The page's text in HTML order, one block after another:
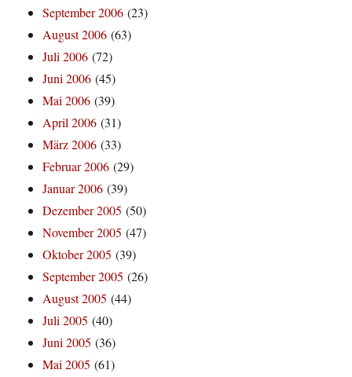
September 2006 (23)
August 2006 (63)
Juli 2006 (72)
Juni 2006 (45)
Mai 2006 (39)
April 2006 (31)
März 2006 (33)
Februar 2006 (29)
Januar 2006 (39)
Dezember 2005 (50)
November 2005 (47)
Oktober 2005 (39)
September 2005 (26)
August 2005 (44)
Juli 2005 (40)
Juni 2005 (36)
Mai 2005 (61)